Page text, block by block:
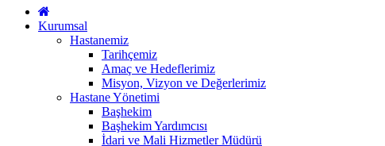
Kurumsal
Hastanemiz
Tarihçemiz
Amaç ve Hedeflerimiz
Misyon, Vizyon ve Değerlerimiz
Hastane Yönetimi
Başhekim
Başhekim Yardımcısı
İdari ve Mali Hizmetler Müdürü